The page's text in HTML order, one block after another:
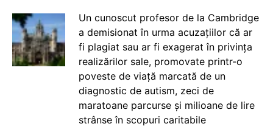
Un cunoscut profesor de la Cambridge
a demisionat în urma acuzațiilor că ar
fi plagiat sau ar fi exagerat în privința
realizărilor sale, promovate printr-o
poveste de viață marcată de un
diagnostic de autism, zeci de
maratoane parcurse și milioane de lire
strânse în scopuri caritabile